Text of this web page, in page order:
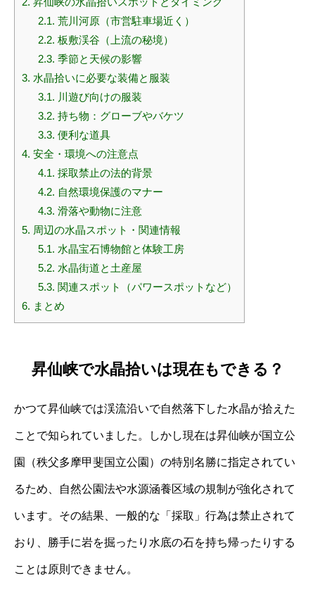
2.1. 荒川河原（市営駐車場近く）
2.2. 板敷渓谷（上流の秘境）
2.3. 季節と天候の影響
3. 水晶拾いに必要な装備と服装
3.1. 川遊び向けの服装
3.2. 持ち物：グローブやバケツ
3.3. 便利な道具
4. 安全・環境への注意点
4.1. 採取禁止の法的背景
4.2. 自然環境保護のマナー
4.3. 滑落や動物に注意
5. 周辺の水晶スポット・関連情報
5.1. 水晶宝石博物館と体験工房
5.2. 水晶街道と土産屋
5.3. 関連スポット（パワースポットなど）
6. まとめ
昇仙峡で水晶拾いは現在もできる？
かつて昇仙峡では渓流沿いで自然落下した水晶が拾えた
ことで知られていました。しかし現在は昇仙峡が国立公
園（秩父多摩甲斐国立公園）の特別名勝に指定されてい
るため、自然公園法や水源涵養区域の規制が強化されて
います。その結果、一般的な「採取」行為は禁止されて
おり、勝手に岩を掘ったり水底の石を持ち帰ったりする
ことは原則できません。